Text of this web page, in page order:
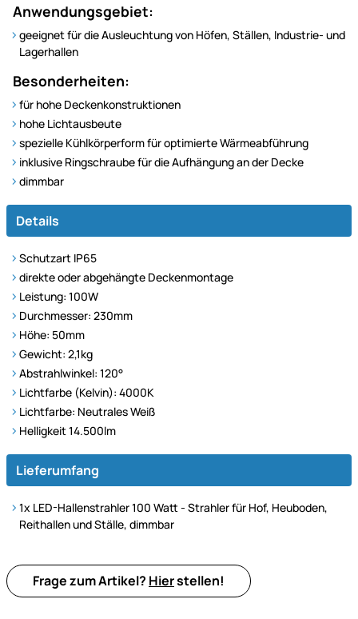
Anwendungsgebiet:
geeignet für die Ausleuchtung von Höfen, Ställen, Industrie- und
Lagerhallen
Besonderheiten:
für hohe Deckenkonstruktionen
hohe Lichtausbeute
spezielle Kühlkörperform für optimierte Wärmeabführung
inklusive Ringschraube für die Aufhängung an der Decke
dimmbar
Details
Schutzart IP65
direkte oder abgehängte Deckenmontage
Leistung: 100W
Durchmesser: 230mm
Höhe: 50mm
Gewicht: 2,1kg
Abstrahlwinkel: 120°
Lichtfarbe (Kelvin): 4000K
Lichtfarbe: Neutrales Weiß
Helligkeit 14.500lm
Lieferumfang
1x LED-Hallenstrahler 100 Watt - Strahler für Hof, Heuboden,
Reithallen und Ställe, dimmbar
Frage zum Artikel? Hierstellen!